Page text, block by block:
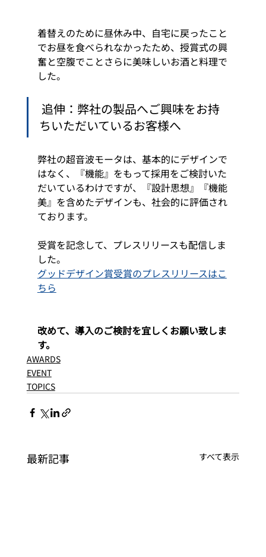
着替えのために昼休み中、自宅に戻ったこと
でお昼を食べられなかったため、授賞式の興
奮と空腹でことさらに美味しいお酒と料理で
した。
ちいただいているお客様へ
弊社の超音波モータは、基本的にデザインで
はなく、『機能』をもって採用をご検討いた
だいているわけですが、『設計思想』『機能
美』を含めたデザインも、社会的に評価され
ております。
受賞を記念して、プレスリリースも配信しま
した。
グッドデザイン賞受賞のプレスリリースはこ
ちら
改めて、導入のご検討を宜しくお願い致しま
す。
AWARDS
EVENT
TOPICS
最新記事 すべて表示